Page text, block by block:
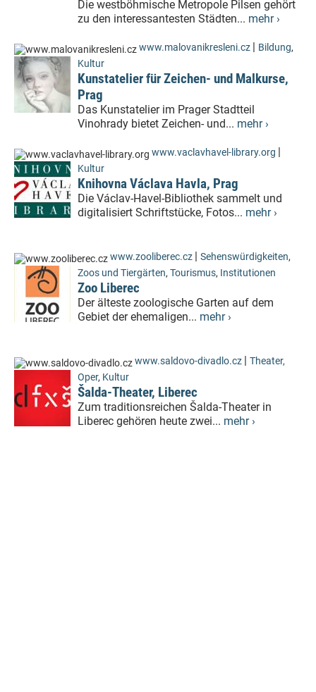
Die westböhmische Metropole Pilsen gehört
zu den interessantesten Städten... mehr ›
www.malovanikresleni.cz | Bildung,
Kultur
Kunstatelier für Zeichen- und Malkurse,
Prag
Das Kunstatelier im Prager Stadtteil
Vinohrady bietet Zeichen- und... mehr ›
www.vaclavhavel-library.org |
Kultur
Knihovna Václava Havla, Prag
Die Václav-Havel-Bibliothek sammelt und
digitalisiert Schriftstücke, Fotos... mehr ›
www.zooliberec.cz | Sehenswürdigkeiten,
Zoos und Tiergärten, Tourismus, Institutionen
Zoo Liberec
Der älteste zoologische Garten auf dem
Gebiet der ehemaligen... mehr ›
www.saldovo-divadlo.cz | Theater,
Oper, Kultur
Šalda-Theater, Liberec
Zum traditionsreichen Šalda-Theater in
Liberec gehören heute zwei... mehr ›